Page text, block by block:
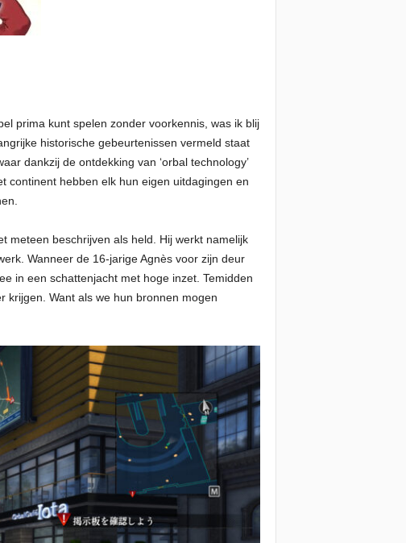
prima kunt spelen zonder voorkennis, was ik blij
historische gebeurtenissen vermeld staat
dankzij de ontdekking van ‘orbal technology’
continent hebben elk hun eigen uitdagingen en
meteen beschrijven als held. Hij werkt namelijk
Wanneer de 16-jarige Agnès voor zijn deur
in een schattenjacht met hoge inzet. Temidden
krijgen. Want als we hun bronnen mogen